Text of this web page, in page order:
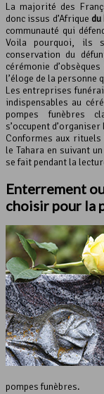
La majorité des
donc issus d’Afrique
communauté qui
Voila pourquoi, ils
conservation du
cérémonie
l’éloge de la personne
Les entreprises
indispensables au
pompes funèbres
s’occupent
Conformes aux
le Tahara en suivant
se fait pendant la
Enterrement
choisir pour la
pompes funèbres.